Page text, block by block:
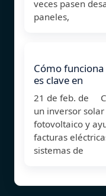
veces pasen
paneles,
Cómo
es clave en
21 de feb. de
un inversor
fotovoltaico y
facturas
sistemas de